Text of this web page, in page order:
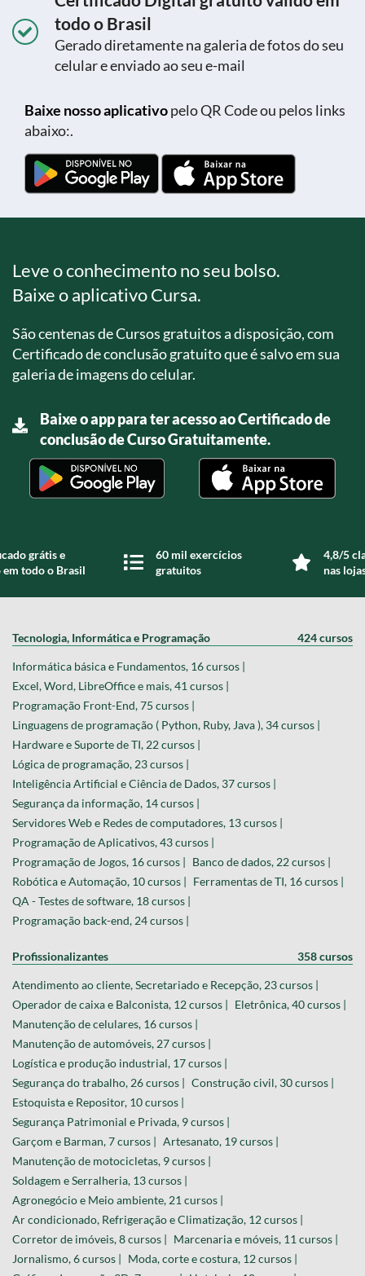
todo o Brasil
Gerado diretamente na galeria de fotos do seu
celular e enviado ao seu e-mail
Baixe nosso aplicativopelo QR Code ou pelos links
abaixo:.
Leve o conhecimento no seu bolso.
Baixe o aplicativo Cursa.
São centenas de Cursos gratuitos a disposição, com
Certificado de conclusão gratuito que é salvo em sua
galeria de imagens do celular.
Baixe o app para ter acesso ao Certificado de
conclusão de Curso Gratuitamente.
grátis e
todo o Brasil
60 mil exercícios
gratuitos
4,8/5
nas
Tecnologia, Informática e Programação 424 cursos
Informática básica e Fundamentos, 16 cursos |
Excel, Word, LibreOffice e mais, 41 cursos |
Programação Front-End, 75 cursos |
Linguagens de programação ( Python, Ruby, Java ), 34 cursos |
Hardware e Suporte de TI, 22 cursos |
Lógica de programação, 23 cursos |
Inteligência Artificial e Ciência de Dados, 37 cursos |
Segurança da informação, 14 cursos |
Servidores Web e Redes de computadores, 13 cursos |
Programação de Aplicativos, 43 cursos |
Programação de Jogos, 16 cursos | Banco de dados, 22 cursos |
Robótica e Automação, 10 cursos | Ferramentas de TI, 16 cursos |
QA - Testes de software, 18 cursos |
Programação back-end, 24 cursos |
Profissionalizantes 358 cursos
Atendimento ao cliente, Secretariado e Recepção, 23 cursos |
Operador de caixa e Balconista, 12 cursos | Eletrônica, 40 cursos |
Manutenção de celulares, 16 cursos |
Manutenção de automóveis, 27 cursos |
Logística e produção industrial, 17 cursos |
Segurança do trabalho, 26 cursos | Construção civil, 30 cursos |
Estoquista e Repositor, 10 cursos |
Segurança Patrimonial e Privada, 9 cursos |
Garçom e Barman, 7 cursos | Artesanato, 19 cursos |
Manutenção de motocicletas, 9 cursos |
Soldagem e Serralheria, 13 cursos |
Agronegócio e Meio ambiente, 21 cursos |
Ar condicionado, Refrigeração e Climatização, 12 cursos |
Corretor de imóveis, 8 cursos | Marcenaria e móveis, 11 cursos |
Jornalismo, 6 cursos | Moda, corte e costura, 12 cursos |